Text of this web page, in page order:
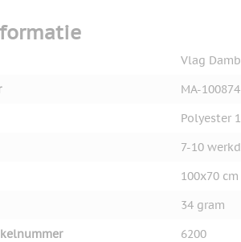
Vlag
MA-100874
Polyester
7-10
100x70 cm
34 gram
6200